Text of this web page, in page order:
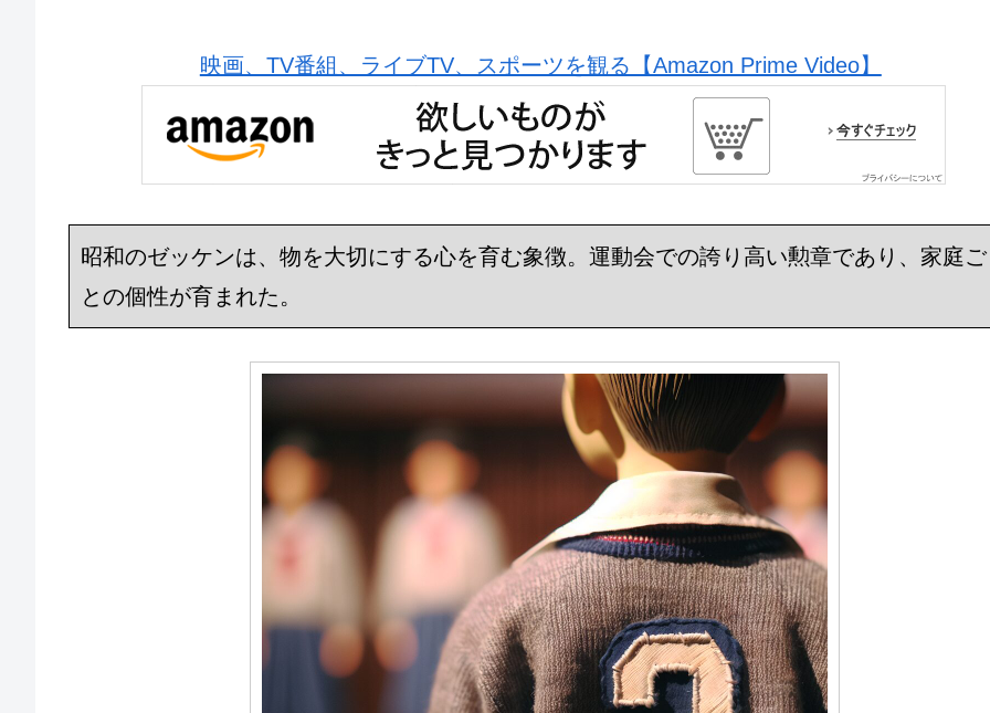
映画、TV番組、ライブTV、スポーツを観る【Amazon Prime Video】
昭和のゼッケンは、物を大切にする心を育む象徴。運動会での誇り高い勲章であり、家庭ご
との個性が育まれた。